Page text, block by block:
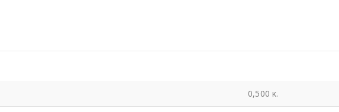
0,500 κ.